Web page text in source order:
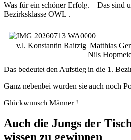
Was für ein schöner Erfolg. Das sind
Bezirksklasse OWL .
v.l. Konstantin Raitzig, Matthias
Nils
Das bedeutet den Aufstieg in die 1.
Ganz nebenbei wurden sie auch noch
Glückwunsch Männer !
Auch die Jungs der
wissen zu gewinnen